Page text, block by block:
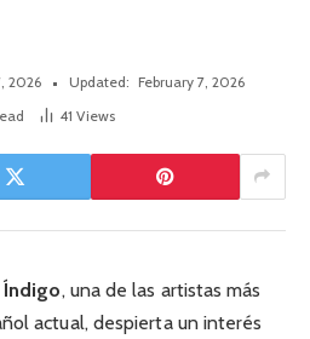
2026 Updated: February 7, 2026
41 Views
Índigo, una de las artistas más
actual, despierta un interés